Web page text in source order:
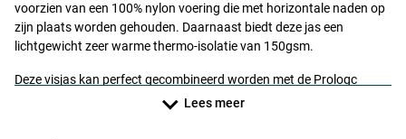
voorzien van een 100% nylon voering die met horizontale naden op
zijn plaats worden gehouden. Daarnaast biedt deze jas een
lichtgewicht zeer warme thermo-isolatie van 150gsm.
Deze visjas kan perfect gecombineerd worden met de Prologc
Lees meer